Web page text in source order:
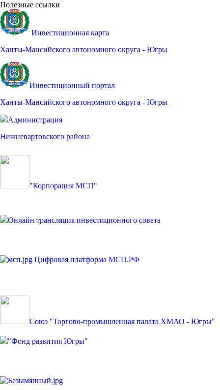
Полезные ссылки
Инвестиционная карта
Ханты-Мансийского автономного округа - Югры
Инвестиционный портал
Ханты-Мансийского автономного округа - Югры
Администрация
Нижневартовского района
"Корпорация МСП"
Онлайн трансляция инвестиционного совета
Цифровая платформа МСП.РФ
Союз "Торгово-промышленная палата ХМАО - Югры"
"Фонд развития Югры"